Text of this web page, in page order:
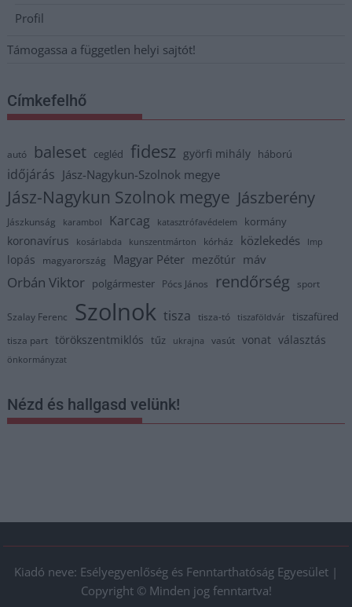
Profil
Támogassa a független helyi sajtót!
Címkefelhő
autó baleset cegléd fidesz györfi mihály háború
időjárás Jász-Nagykun-Szolnok megye
Jász-Nagykun Szolnok megye Jászberény
Jászkunság karambol Karcag katasztrófavédelem kormány
koronavírus kosárlabda kunszentmárton kórház közlekedés lmp
lopás magyarország Magyar Péter mezőtúr máv
Orbán Viktor polgármester Pócs János rendőrség sport
Szalay Ferenc Szolnok tisza tisza-tó tiszaföldvár tiszafüred
tisza part törökszentmiklós tűz ukrajna vasút vonat választás
önkormányzat
Nézd és hallgasd velünk!
Kiadó neve: Esélyegyenlőség és Fenntarthatóság Egyesület |
Copyright © Minden jog fenntartva!